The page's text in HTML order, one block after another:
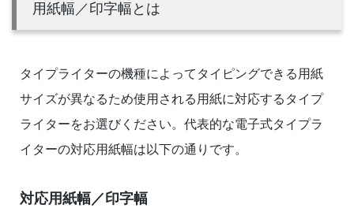
用紙幅／印字幅とは
タイプライターの機種によってタイピングできる用紙
サイズが異なるため使用される用紙に対応するタイプ
ライターをお選びください。代表的な電子式タイプラ
イターの対応用紙幅は以下の通りです。
対応用紙幅／印字幅